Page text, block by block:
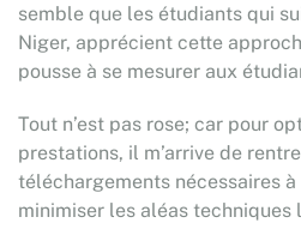
semble que les étudiants qui
Niger, apprécient cette
pousse à se mesurer aux
Tout n’est pas rose; car pour
prestations, il m’arrive de
téléchargements nécessaires
minimiser les aléas techniques